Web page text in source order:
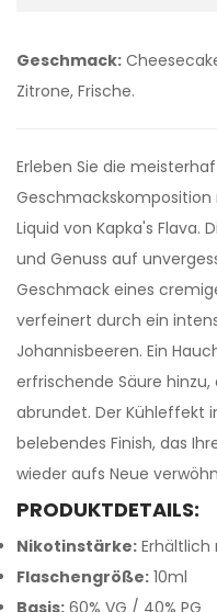
Geschmack:
Zitrone, Frische.
Erleben Sie die
Liquid von Kapka's Flava.
und Genuss auf
Geschmack eines
verfeinert durch ein
Johannisbeeren. Ein
erfrischende Säure
abrundet. Der Kühleffekt
belebendes Finish, das
wieder aufs Neue
PRODUKTDETAILS:
Nikotinstärke:
Flaschengröße: 10ml
Basis: 60% VG / 40% PG